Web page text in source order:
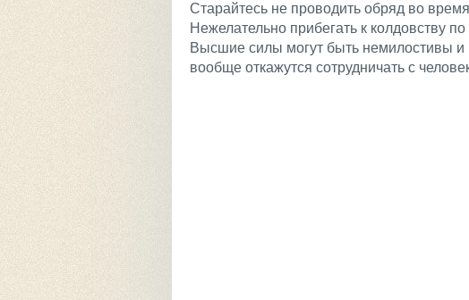
Старайтесь не проводить обряд во
Нежелательно прибегать к колдовству
Высшие силы могут быть немилостивы
вообще откажутся сотрудничать с